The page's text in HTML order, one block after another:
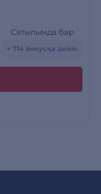
Сатылымда бар
+ 714 бонусқа дейін